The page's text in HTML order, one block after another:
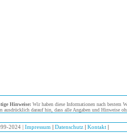
Hinweise: Wir haben diese Informationen nach bestem
ausdrücklich darauf hin, dass alle Angaben und Hinweise
2024 | Impressum Datenschutz Kontakt